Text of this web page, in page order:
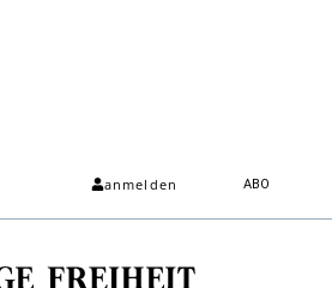
anmelden ABO